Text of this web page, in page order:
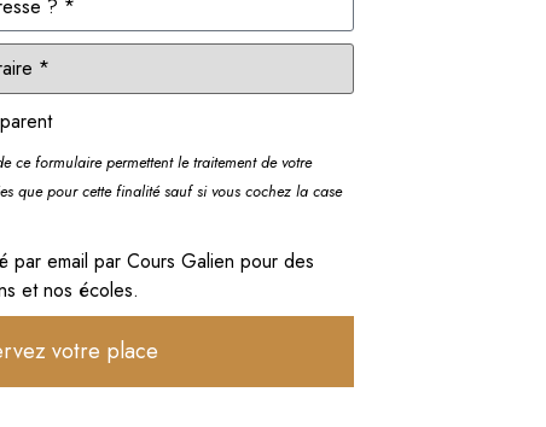
ce formulaire permettent le traitement de votre
que pour cette finalité sauf si vous cochez la case
par email par Cours Galien pour des
et nos écoles.
votre place